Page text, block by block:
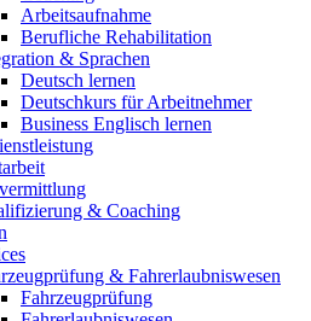
Arbeitsaufnahme
Berufliche Rehabilitation
& Sprachen
Deutsch lernen
Deutschkurs für Arbeitnehmer
Business Englisch lernen
& Coaching
& Fahrerlaubniswesen
Fahrzeugprüfung